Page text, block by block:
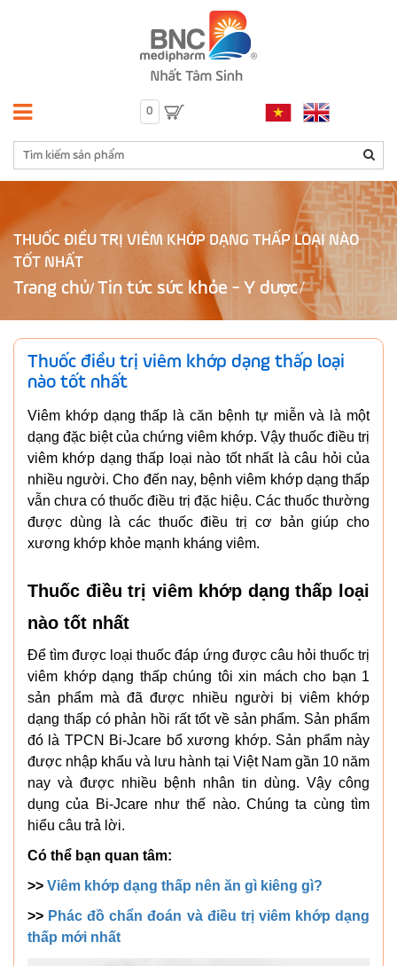
0
THUỐC ĐIỀU TRỊ VIÊM KHỚP DẠNG THẤP LOẠI NÀO
TỐT NHẤT
Trang chủ/ Tin tức sức khỏe - Y dược
Thuốc điều trị viêm khớp dạng thấp loại
nào tốt nhất
Viêm khớp dạng thấp là căn bệnh tự miễn và là một
dạng đặc biệt của chứng viêm khớp. Vậy thuốc điều trị
viêm khớp dạng thấp loại nào tốt nhất là câu hỏi của
nhiều người. Cho đến nay, bệnh viêm khớp dạng thấp
vẫn chưa có thuốc điều trị đặc hiệu. Các thuốc thường
được dùng là các thuốc điều trị cơ bản giúp cho
xương khớp khỏe mạnh kháng viêm.
Thuốc điều trị viêm khớp dạng thấp loại
nào tốt nhất
Để tìm được loại thuốc đáp ứng được câu hỏi thuốc trị
viêm khớp dạng thấp chúng tôi xin mách cho bạn 1
sản phẩm mà đã được nhiều người bị viêm khớp
dạng thấp có phản hồi rất tốt về sản phẩm. Sản phẩm
đó là TPCN Bi-Jcare bổ xương khớp. Sản phẩm này
được nhập khẩu và lưu hành tại Việt Nam gần 10 năm
nay và được nhiều bệnh nhân tin dùng. Vậy công
dụng của Bi-Jcare như thế nào. Chúng ta cùng tìm
hiểu câu trả lời.
Có thể bạn quan tâm:
>> Viêm khớp dạng thấp nên ăn gì kiêng gì?
>> Phác đồ chẩn đoán và điều trị viêm khớp dạng
thấp mới nhất